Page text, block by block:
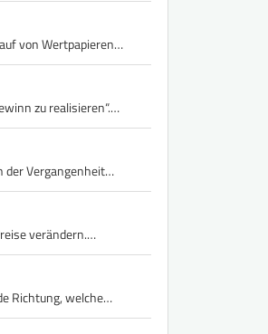
von Wertpapieren…
zu realisieren“.…
der Vergangenheit…
verändern.…
Richtung, welche…